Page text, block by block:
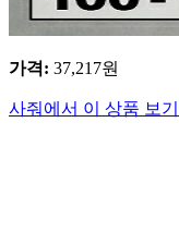
가격: 37,217원
사줘에서 이 상품 보기